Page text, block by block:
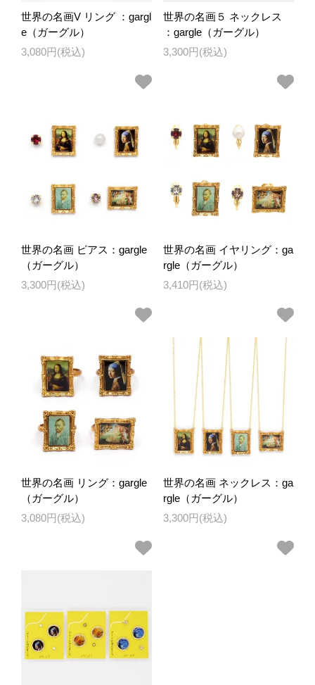
世界の名画V リング ：gargl
e（ガーグル）
3,080円(税込)
世界の名画５ ネックレス
：gargle（ガーグル）
3,300円(税込)
世界の名画 ピアス：gargle
（ガーグル）
3,300円(税込)
世界の名画 イヤリング：ga
rgle（ガーグル）
3,410円(税込)
世界の名画 リング：gargle
（ガーグル）
3,080円(税込)
世界の名画 ネックレス：ga
rgle（ガーグル）
3,300円(税込)